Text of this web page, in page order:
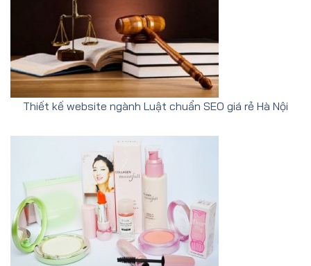
Thiết kế website ngành Luật chuẩn SEO giá rẻ Hà Nội